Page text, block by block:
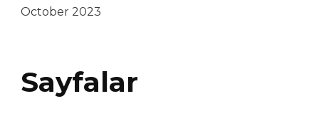
October 2023
Sayfalar